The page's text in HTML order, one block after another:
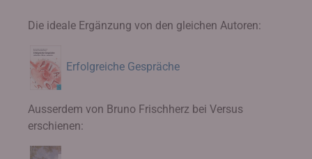
Die ideale Ergänzung von den gleichen Autoren:
Erfolgreiche Gespräche
Ausserdem von Bruno Frischherz bei Versus
erschienen: